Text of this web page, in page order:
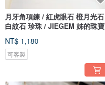
月牙角項鍊 / 紅虎眼石 橙月光石
白紋石 珍珠 / JIEGEM 姊的珠寶
NT$ 1,180
可客製